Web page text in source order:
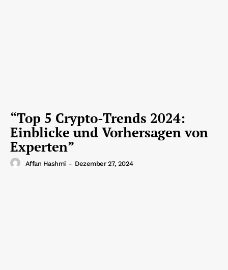
“Top 5 Crypto-Trends 2024:
Einblicke und Vorhersagen von
Experten”
Affan Hashmi - Dezember 27, 2024